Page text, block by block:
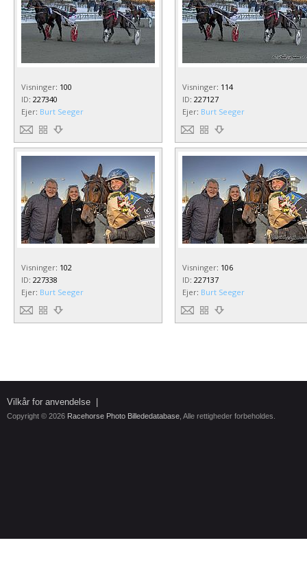
Visninger: 100
ID: 227340
Ejer: Burt Seeger
Visninger: 114
ID: 227127
Ejer: Burt Seeger
Visninger: 102
ID: 227338
Ejer: Burt Seeger
Visninger: 106
ID: 227137
Ejer: Burt Seeger
Vilkår for anvendelse
Copyright © 2026 Racehorse Photo Billededatabase , Alle rettigheder forbeholdes.